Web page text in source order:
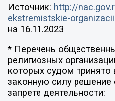
Источник: http://
ekstremistskie-
на 16.11.2023
* Перечень
религиозных
которых судом принято
законную силу решение
запрете деятельности: